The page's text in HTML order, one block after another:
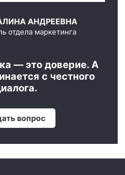
АНДРЕЕВНА
отдела маркетинга
— это доверие. А
с честного
вопрос